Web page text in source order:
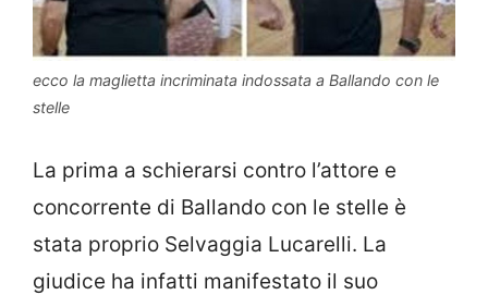
ecco la maglietta incriminata indossata a Ballando con le
stelle
La prima a schierarsi contro l’attore e
concorrente di Ballando con le stelle è
stata proprio Selvaggia Lucarelli. La
giudice ha infatti manifestato il suo